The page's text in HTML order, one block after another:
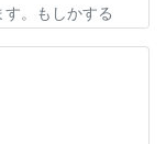
。もしかする
のアプリの動作
、セキュリテ
す。